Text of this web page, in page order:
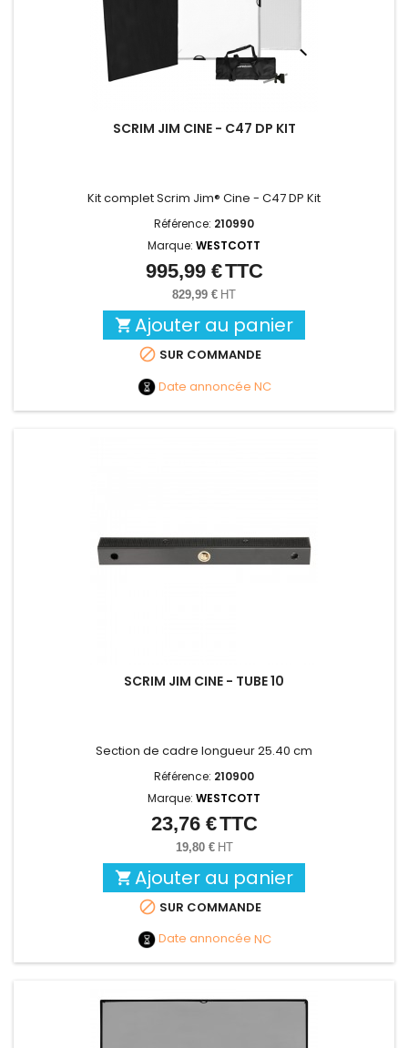
SCRIM JIM CINE - C47 DP KIT
Kit complet Scrim Jim® Cine - C47 DP Kit
Référence: 210990
Marque: WESTCOTT
Prix
995,99 €TTC
829,99 € HT
 Ajouter au panier
 SUR COMMANDE
Date annoncée NC
SCRIM JIM CINE - TUBE 10
Section de cadre longueur 25.40 cm
Référence: 210900
Marque: WESTCOTT
Prix
23,76 €TTC
19,80 € HT
 Ajouter au panier
 SUR COMMANDE
Date annoncée NC